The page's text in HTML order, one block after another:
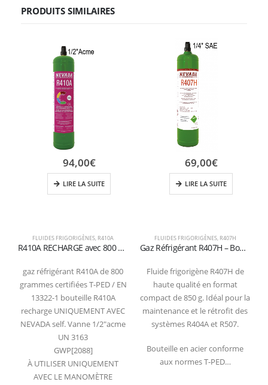
PRODUITS SIMILAIRES
FLUIDES FRIGORIGÈNES, R410A
R410A RECHARGE avec 800 grammes pour le diagnostic et le conditionnement valve de recharge 1/2 Acme
gaz réfrigérant R410A de 800
grammes certifiées T-PED / EN
13322-1 bouteille R410A
recharge UNIQUEMENT AVEC
NEVADA self. Vanne 1/2″acme
UN 3163
GWP[2088]
À UTILISER UNIQUEMENT
AVEC LE MANOMÈTRE
94,00€
LIRE LA SUITE
FLUIDES FRIGORIGÈNES, R407H
Gaz Réfrigérant R407H – Bouteille 850 g (1L) – Vanne 1/4″ SAE –
Fluide frigorigène R407H de
haute qualité en format
compact de 850 g. Idéal pour la
maintenance et le rétrofit des
systèmes R404A et R507.
Bouteille en acier conforme
aux normes T-PED…
69,00€
LIRE LA SUITE